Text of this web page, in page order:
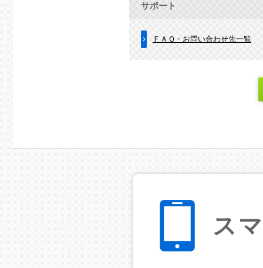
サポート
ＦＡＱ・お問い合わせ先一覧
ス